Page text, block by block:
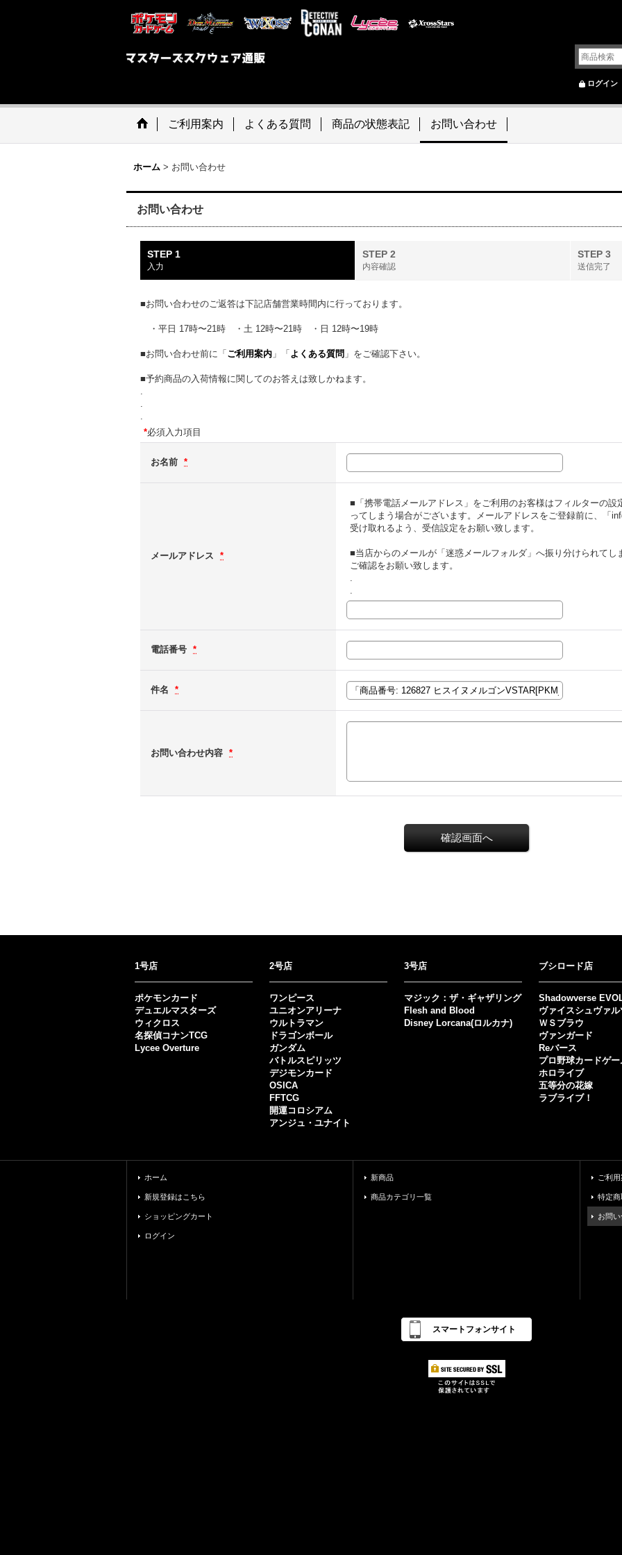
ログイン
ご利用案内 よくある質問 商品の状態表記 お問い合わせ
ホーム > お問い合わせ
お問い合わせ
STEP 1
入力
STEP 2
内容確認
STEP 3
送信完了
■お問い合わせのご返答は下記店舗営業時間内に行っております。
・平日 17時〜21時 ・土 12時〜21時 ・日 12時〜19時
■お問い合わせ前に「 ご利用案内 」「 よくある質問 」をご確認下さい。
■予約商品の入荷情報に関してのお答えは致しかねます。
.
.
.
*必須入力項目
お名前 *
メールアドレス *
■「携帯電話メールアドレス」をご利用のお客様はフィルターの設
ってしまう場合がございます。メールアドレスをご登録前に、「
受け取れるよう、受信設定をお願い致します。
■当店からのメールが「迷惑メールフォルダ」へ振り分けられて
ご確認をお願い致します。
.
.
電話番号 *
件名 *
お問い合わせ内容 *
1号店
ポケモンカード
デュエルマスターズ
ウィクロス
名探偵コナンTCG
Lycee Overture
2号店
ワンピース
ユニオンアリーナ
ウルトラマン
ドラゴンボール
ガンダム
バトルスピリッツ
デジモンカード
OSICA
FFTCG
開運コロシアム
アンジュ・ユナイト
3号店
マジック：ザ・ギャザリング
Flesh and Blood
Disney Lorcana(ロルカナ)
ブシロード店
Shadowverse
ヴァイスシュヴァル
ＷＳブラウ
ヴァンガード
Reバース
プロ野球カードゲー
ホロライブ
五等分の花嫁
ラブライブ！
ホーム
新規登録はこちら
ショッピングカート
ログイン
新商品
商品カテゴリ一覧
ご利
特定
お問
スマートフォンサイト